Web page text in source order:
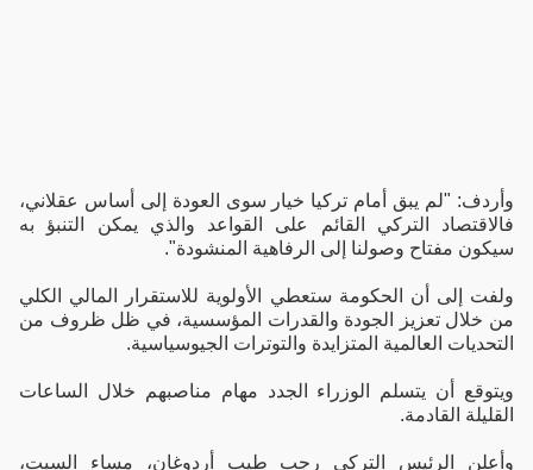
وأردف: "لم يبق أمام تركيا خيار سوى العودة إلى أساس عقلاني،
فالاقتصاد التركي القائم على القواعد والذي يمكن التنبؤ به
سيكون مفتاح وصولنا إلى الرفاهية المنشودة".
ولفت إلى أن الحكومة ستعطي الأولوية للاستقرار المالي الكلي
من خلال تعزيز الجودة والقدرات المؤسسية، في ظل ظروف من
التحديات العالمية المتزايدة والتوترات الجيوسياسية.
ويتوقع أن يتسلم الوزراء الجدد مهام مناصبهم خلال الساعات
القليلة القادمة.
وأعلن الرئيس التركي رجب طيب أردوغان، مساء السبت،